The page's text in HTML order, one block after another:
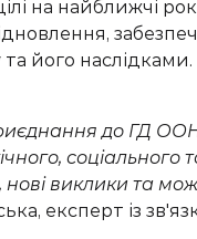
на найближчі
, забезпеч
та його наслідками.
до ГД
соціального
виклики та
, експерт із